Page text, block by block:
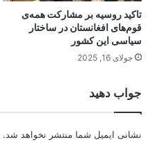
تاکید روسیه بر مشارکت همه‌ی
قوم‌های افغانستان در ساختار
سیاسی این کشور
جولای 16, 2025
جواب دهید
نشانی ایمیل شما منتشر نخواهد شد.